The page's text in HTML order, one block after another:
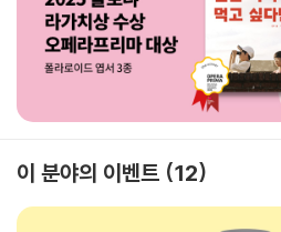
이 분야의 이벤트 12